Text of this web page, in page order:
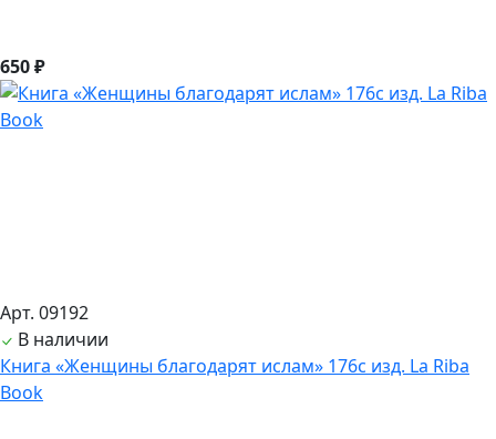
650 ₽
Арт. 09192
В наличии
Книга «Женщины благодарят ислам» 176с изд. La Riba
Book